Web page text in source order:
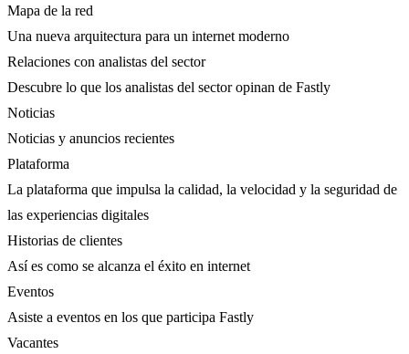
Mapa de la red
Una nueva arquitectura para un internet moderno
Relaciones con analistas del sector
Descubre lo que los analistas del sector opinan de Fastly
Noticias
Noticias y anuncios recientes
Plataforma
La plataforma que impulsa la calidad, la velocidad y la seguridad de
las experiencias digitales
Historias de clientes
Así es como se alcanza el éxito en internet
Eventos
Asiste a eventos en los que participa Fastly
Vacantes